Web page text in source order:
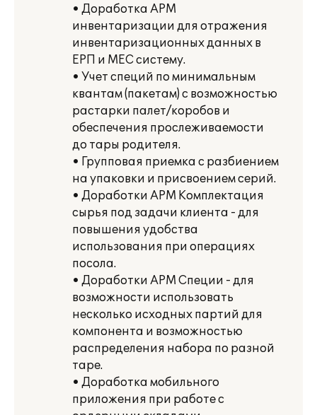
• Доработка АРМ
инвентаризации для отражения
инвентаризационных данных в
ЕРП и МЕС систему.
• Учет специй по минимальным
квантам (пакетам) с возможностью
растарки палет/коробов и
обеспечения прослеживаемости
до тары родителя.
• Групповая приемка с разбиением
на упаковки и присвоением серий.
• Доработки АРМ Комплектация
сырья под задачи клиента - для
повышения удобства
использования при операциях
посола.
• Доработки АРМ Специи - для
возможности использовать
несколько исходных партий для
компонента и возможностью
распределения набора по разной
таре.
• Доработка мобильного
приложения при работе с